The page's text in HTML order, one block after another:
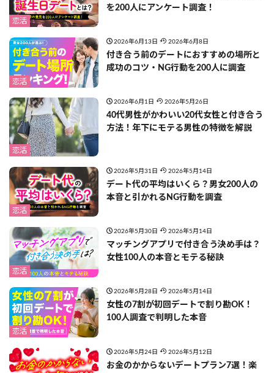
恋活
を200人にアンケート調査！
恋活
2026年6月13日 2026年6月8日
付き合う前のデートにおすすめの場所と
成功のコツ・NG行動を200人に調査
恋活
2026年6月1日 2026年5月26日
40代男性がかわいい20代女性と付き合う
方法！年下にモテる男性の特徴を解説
恋活
2026年5月31日 2026年5月14日
デート代の平均はいくら？男女200人の
本音と引かれるNG行動を調査
恋活
2026年5月30日 2026年5月14日
マッチングアプリで付き合う決め手は？
女性100人の本音とモテる秘訣
恋活
2026年5月28日 2026年5月14日
女性の7割が初回デートで割り勘OK！
100人調査で判明した本音
2026年5月24日 2026年5月12日
お金のかからないデートプラン7選！楽